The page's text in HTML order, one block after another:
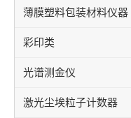
薄膜塑料包装材料仪器
彩印类
光谱测金仪
激光尘埃粒子计数器